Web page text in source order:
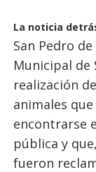
La noticia
San Pedro
Municipal de
realización
animales
encontrarse
pública y
fueron